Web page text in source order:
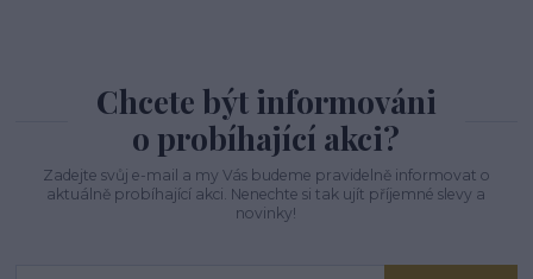
Chcete být informováni
o probíhající akci?
Zadejte svůj e-mail a my Vás budeme pravidelně informovat o
aktuálně probíhající akci. Nenechte si tak ujít příjemné slevy a
novinky!